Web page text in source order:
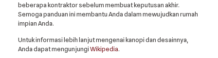
beberapa kontraktor sebelum membuat keputusan akhir.
Semoga panduan ini membantu Anda dalam mewujudkan rumah
impian Anda.
Untuk informasi lebih lanjut mengenai kanopi dan desainnya,
Anda dapat mengunjungiWikipedia.